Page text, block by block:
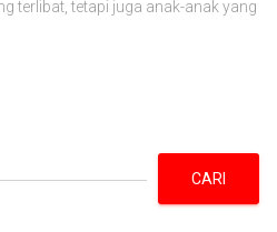
terlibat, tetapi juga anak-anak yang
CARI